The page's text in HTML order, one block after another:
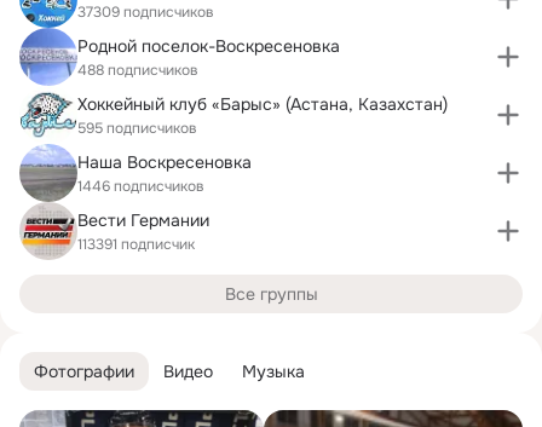
Фотографии Видео Музыка
37309 подписчиков
Родной поселок-Воскрeceновка
488 подписчиков
Хоккейный клуб «Барыс» (Астана, Казахстан)
595 подписчиков
Наша Воскресеновка
1446 подписчиков
Вести Германии
113391 подписчик
Все группы